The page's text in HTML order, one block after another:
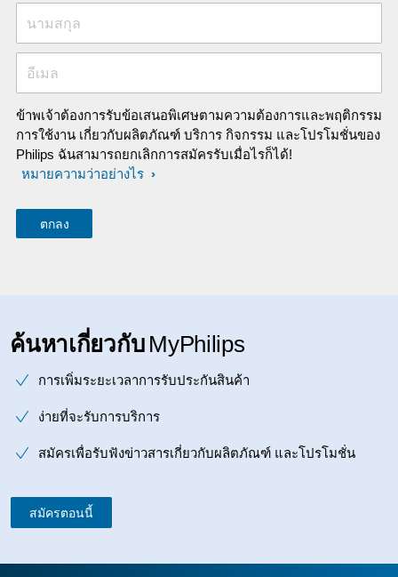
นามสกุล
อีเมล
ข้าพเจ้าต้องการรับข้อเสนอพิเศษตามความต้องการและพฤติกรรม
การใช้งาน เกี่ยวกับผลิตภัณฑ์ บริการ กิจกรรม และโปรโมชั่นของ
Philips ฉันสามารถยกเลิกการสมัครรับเมื่อไรก็ได้!
หมายความว่าอย่างไร
ค้นหาเกี่ยวกับ MyPhilips
การเพิ่มระยะเวลาการรับประกันสินค้า
ง่ายที่จะรับการบริการ
สมัครเพื่อรับฟังข่าวสารเกี่ยวกับผลิตภัณฑ์ และโปรโมชั่น
สมัครตอนนี้